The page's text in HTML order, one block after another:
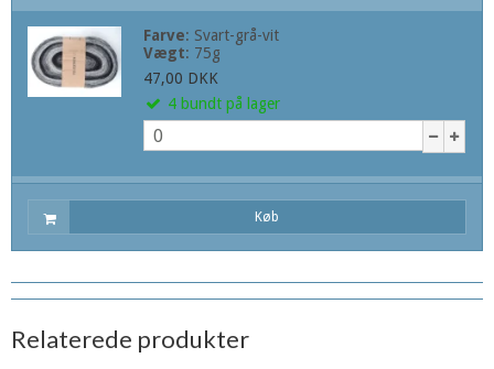
Farve: Svart-grå-vit
Vægt: 75g
47,00 DKK
4 bundt på lager
Køb
Relaterede produkter